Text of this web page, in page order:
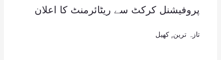
پروفیشنل کرکٹ سے ریٹائرمنٹ کا اعلان
تازہ ترین کھیل